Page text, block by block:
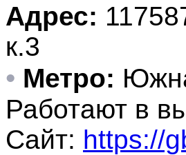
Адрес:
к.3
• Метро:
Работают в
Сайт: https://